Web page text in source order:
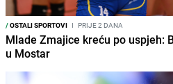
/OSTALI SPORTOVI I PRIJE 2 DANA
Mlade Zmajice kreću po uspjeh:
u Mostar